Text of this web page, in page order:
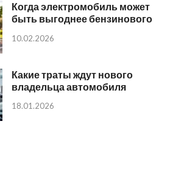
Когда электромобиль может
быть выгоднее бензинового
10.02.2026
Какие траты ждут нового
владельца автомобиля
18.01.2026